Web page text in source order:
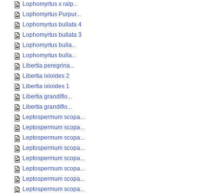
Lophomyrtus x ralp...
Lophomyrtus Purpur...
Lophomyrtus bullata 4
Lophomyrtus bullata 3
Lophomyrtus bulla...
Lophomyrtus bulla...
Libertia peregrina...
Libertia ixioides 2
Libertia ixioides 1
Libertia grandiflo...
Libertia grandiflo...
Leptospermum scopa...
Leptospermum scopa...
Leptospermum scopa...
Leptospermum scopa...
Leptospermum scopa...
Leptospermum scopa...
Leptospermum scopa...
Leptospermum scopa...